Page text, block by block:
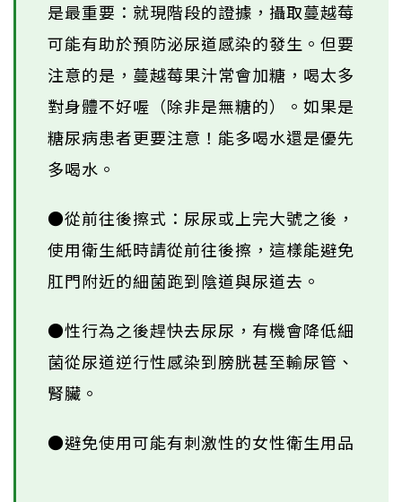
是最重要：就現階段的證據，攝取蔓越莓
可能有助於預防泌尿道感染的發生。但要
注意的是，蔓越莓果汁常會加糖，喝太多
對身體不好喔（除非是無糖的）。如果是
糖尿病患者更要注意！能多喝水還是優先
多喝水。
●從前往後擦式：尿尿或上完大號之後，
使用衛生紙時請從前往後擦，這樣能避免
肛門附近的細菌跑到陰道與尿道去。
●性行為之後趕快去尿尿，有機會降低細
菌從尿道逆行性感染到膀胱甚至輸尿管、
腎臟。
●避免使用可能有刺激性的女性衛生用品